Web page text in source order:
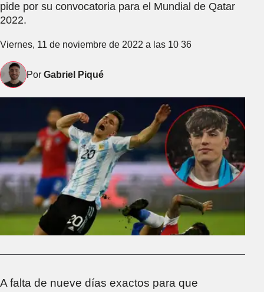
pide por su convocatoria para el Mundial de Qatar
2022.
Viernes, 11 de noviembre de 2022 a las 10 36
Por Gabriel Piqué
A falta de nueve días exactos para que